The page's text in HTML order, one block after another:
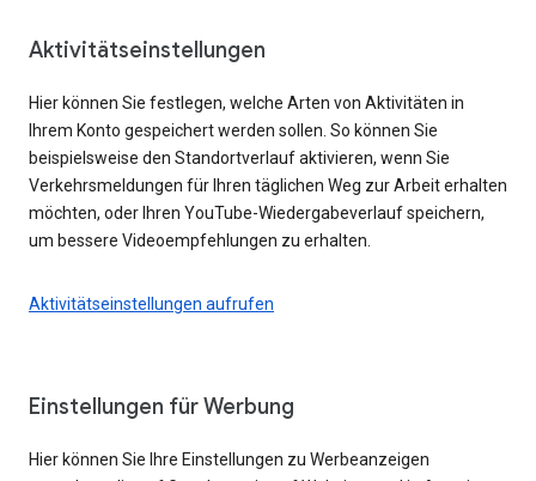
Aktivitätseinstellungen
Hier können Sie festlegen, welche Arten von Aktivitäten in
Ihrem Konto gespeichert werden sollen. So können Sie
beispielsweise den Standortverlauf aktivieren, wenn Sie
Verkehrsmeldungen für Ihren täglichen Weg zur Arbeit erhalten
möchten, oder Ihren YouTube-Wiedergabeverlauf speichern,
um bessere Videoempfehlungen zu erhalten.
Aktivitätseinstellungen aufrufen
Einstellungen für Werbung
Hier können Sie Ihre Einstellungen zu Werbeanzeigen